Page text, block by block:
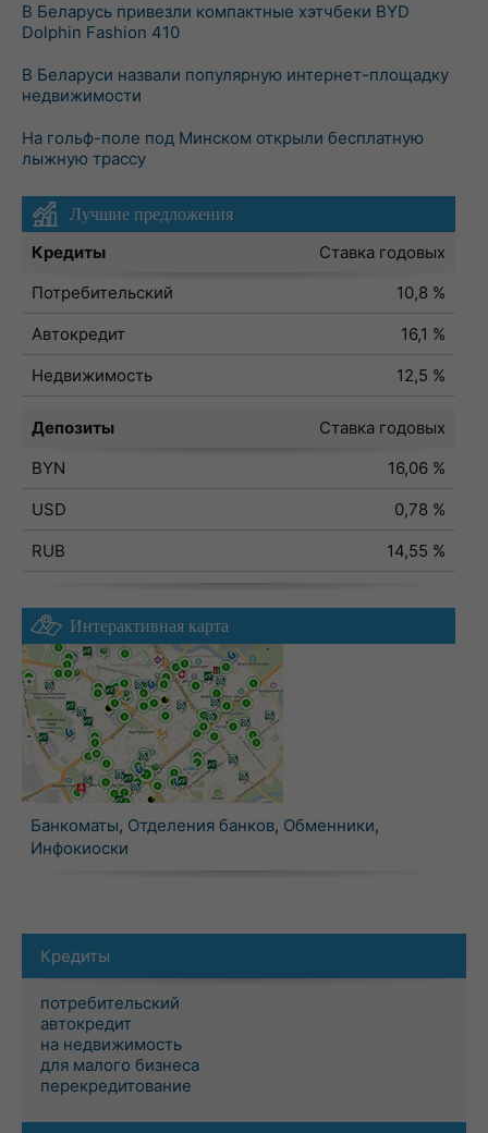
В Беларусь привезли компактные хэтчбеки BYD
Dolphin Fashion 410
В Беларуси назвали популярную интернет-площадку
недвижимости
На гольф-поле под Минском открыли бесплатную
лыжную трассу
Лучшие предложения
Кредиты
Ставка годовых
Потребительский
10,8 %
Автокредит
16,1 %
Недвижимость
12,5 %
Депозиты
Ставка годовых
BYN
16,06 %
USD
0,78 %
RUB
14,55 %
Интерактивная карта
Банкоматы, Отделения банков, Обменники,
Инфокиоски
Кредиты
потребительский
автокредит
на недвижимость
для малого бизнеса
перекредитование